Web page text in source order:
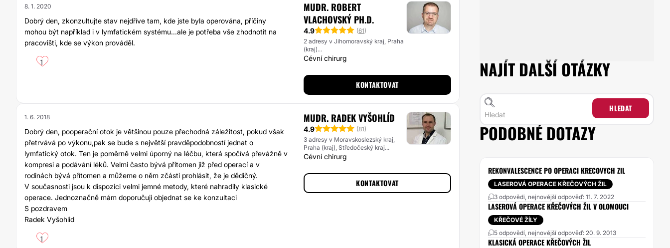
8. 1. 2020
Dobrý den, zkonzultujte stav nejdříve tam, kde jste byla operována, příčiny
mohou být například i v lymfatickém systému...ale je potřeba vše zhodnotit na
pracovišti, kde se výkon prováděl.
1
MUDR. ROBERT
VLACHOVSKÝ PH.D.
4.9 (61)
2 adresy v Jihomoravský kraj, Praha
(kraj)...
Cévní chirurg
KONTAKTOVAT
1. 6. 2018
Dobrý den, pooperační otok je většinou pouze přechodná záležitost, pokud však
přetrvává po výkonu,pak se bude s největší pravděpodobností jednat o
lymfatický otok. Ten je poměrně velmi úporný na léčbu, která spočívá převážně v
kompresi a podávání léků. Velmi často bývá přítomen již před operací a v
rodinách bývá přítomen a můžeme o něm zčásti prohlásit, že je dědičný.
V současnosti jsou k dispozici velmi jemné metody, které nahradily klasické
operace. Jednoznačně mám doporučuji objednat se ke konzultaci
S pozdravem
Radek Vyšohlid
1
MUDR. RADEK VYŠOHLÍD
4.9 (81)
3 adresy v Moravskoslezský kraj,
Praha (kraj), Středočeský kraj...
Cévní chirurg
KONTAKTOVAT
NAJÍT DALŠÍ OTÁZKY
HLEDAT
PODOBNÉ DOTAZY
REKONVALESCENCE PO OPERACI KRECOVYCH ZIL
LASEROVÁ OPERACE KŘEČOVÝCH ŽIL
3 odpovědi, nejnovější odpověď: 11. 7. 2022
LASEROVÁ OPERACE KŘEČOVÝCH ŽIL V OLOMOUCI
KŘEČOVÉ ŽÍLY
5 odpovědí, nejnovější odpověď: 20. 9. 2013
KLASICKÁ OPERACE KŘEČOVÝCH ŽIL